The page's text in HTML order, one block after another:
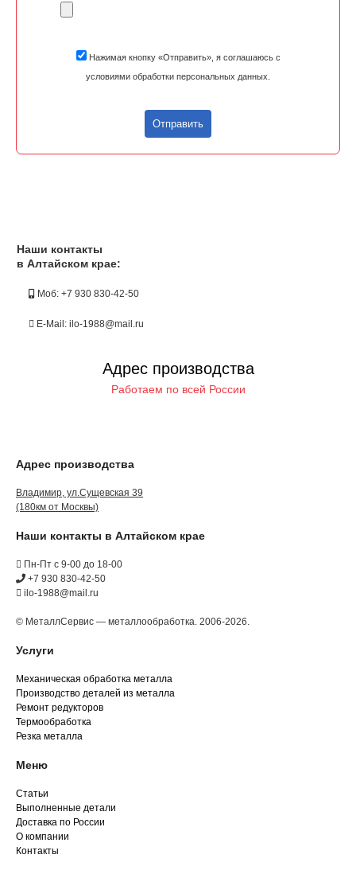
Нажимая кнопку «Отправить», я соглашаюсь с
условиями обработки персональных данных.
Отправить
Наши контакты
в Алтайском крае:
Моб: +7 930 830-42-50
E-Mail: ilo-1988@mail.ru
Адрес производства
Работаем по всей России
Адрес производства
Владимир, ул.Сущевская 39
(180км от Москвы)
Наши контакты в Алтайском крае
Пн-Пт с 9-00 до 18-00
+7 930 830-42-50
ilo-1988@mail.ru
© МеталлСервис — металлообработка. 2006-2026.
Услуги
Механическая обработка металла
Производство деталей из металла
Ремонт редукторов
Термообработка
Резка металла
Меню
Статьи
Выполненные детали
Доставка по России
О компании
Контакты